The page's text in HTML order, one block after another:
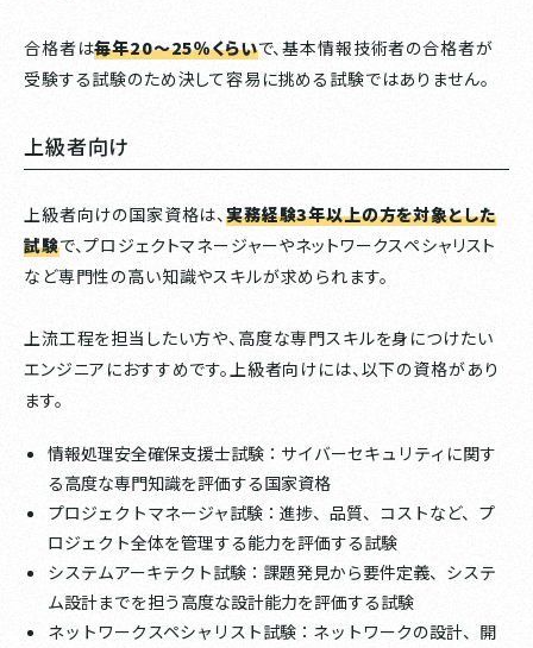
合格者は毎年20〜25％くらいで、基本情報技術者の合格者が
受験する試験のため決して容易に挑める試験ではありません。
上級者向け
上級者向けの国家資格は、実務経験3年以上の方を対象とした
試験で、プロジェクトマネージャーやネットワークスペシャリスト
など専門性の高い知識やスキルが求められます。
上流工程を担当したい方や、高度な専門スキルを身につけたい
エンジニアにおすすめです。上級者向けには、以下の資格があり
ます。
情報処理安全確保支援士試験：サイバーセキュリティに関す
る高度な専門知識を評価する国家資格
プロジェクトマネージャ試験：進捗、品質、コストなど、プ
ロジェクト全体を管理する能力を評価する試験
システムアーキテクト試験：課題発見から要件定義、システ
ム設計までを担う高度な設計能力を評価する試験
ネットワークスペシャリスト試験：ネットワークの設計、開